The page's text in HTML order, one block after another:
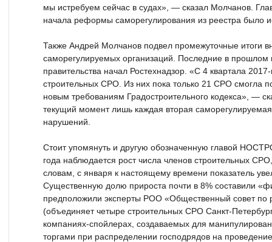
мы истребуем сейчас в судах», — сказал Молчанов.
начала реформы саморегулирования из реестра было
Также Андрей Молчанов подвел промежуточные итоги
саморегулируемых организаций. Последние в прошлом
правительства начал Ростехнадзор. «С 4 квартала
строительных СРО. Из них пока только 21 СРО смогла
новым требованиям Градостроительного кодекса», —
текущий момент лишь каждая вторая
нарушений.
Стоит упомянуть и другую обозначенную главой
года наблюдается рост числа членов строительных
словам, с января к настоящему времени показатель
Существенную долю прироста почти в 8% составили
предположили эксперты РОО «Общественный совет по
(объединяет четыре строительных СРО Санкт-
компаниях-спойлерах, создаваемых для
торгами при распределении господрядов на